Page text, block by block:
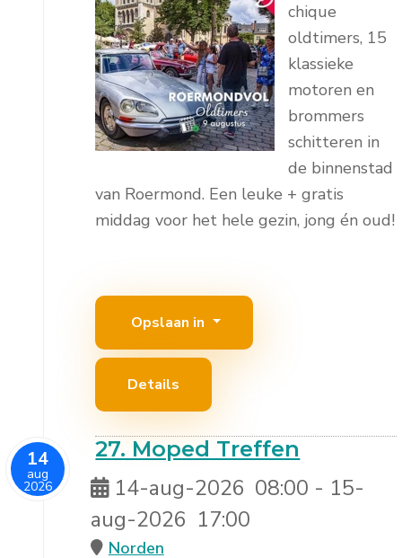
chique
oldtimers, 15
klassieke
motoren en
brommers
schitteren in
de binnenstad
van Roermond. Een leuke + gratis
middag voor het hele gezin, jong én oud!
Opslaan in
Details
14
aug
2026
27. Moped Treffen
14-aug-2026 08:00 - 15-
aug-2026 17:00
Norden